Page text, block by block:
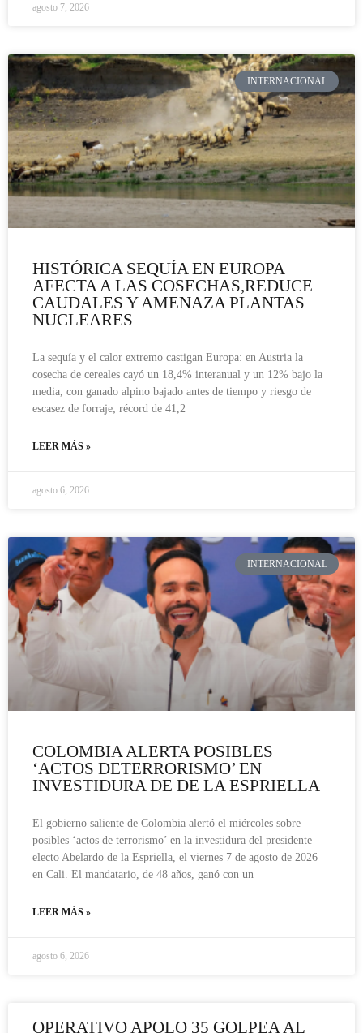
agosto 7, 2026
INTERNACIONAL
HISTÓRICA SEQUÍA EN EUROPA
AFECTA A LAS COSECHAS,REDUCE
CAUDALES Y AMENAZA PLANTAS
NUCLEARES
La sequía y el calor extremo castigan Europa: en Austria la
cosecha de cereales cayó un 18,4% interanual y un 12% bajo la
media, con ganado alpino bajado antes de tiempo y riesgo de
escasez de forraje; récord de 41,2
LEER MÁS »
agosto 6, 2026
INTERNACIONAL
COLOMBIA ALERTA POSIBLES
‘ACTOS DETERRORISMO’ EN
INVESTIDURA DE DE LA ESPRIELLA
El gobierno saliente de Colombia alertó el miércoles sobre
posibles ‘actos de terrorismo’ en la investidura del presidente
electo Abelardo de la Espriella, el viernes 7 de agosto de 2026
en Cali. El mandatario, de 48 años, ganó con un
LEER MÁS »
agosto 6, 2026
OPERATIVO APOLO 35 GOLPEA AL